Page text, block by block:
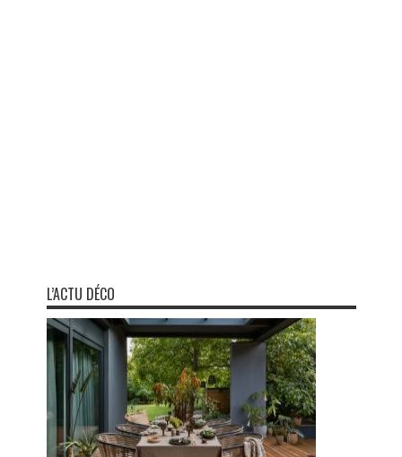
L’ACTU DÉCO